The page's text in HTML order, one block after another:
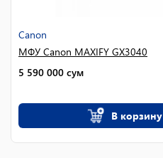
Canon
МФУ Canon MAXIFY GX3040
5 590 000 сум
В корзину